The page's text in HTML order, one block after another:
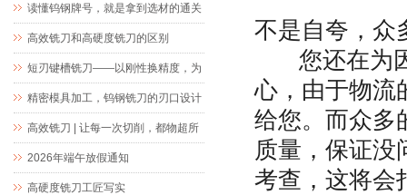
不是自夸，众
您还在为
心，由于物流
给您。而众多
质量，保证没
考查，这将会
读懂钨钢牌号，就是拿到选材的通关
文牒
高效铣刀和高硬度铣刀的区别
短刃键槽铣刀——以刚性换精度，为
精密键槽加工而生
精密模具加工，钨钢铣刀的刃口设计
究竟藏着什么玄机
高效铣刀 | 让每一次切削，都物超所
值
2026年端午放假通知
高硬度铣刀工匠写实